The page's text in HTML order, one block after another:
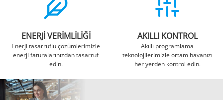
ENERJİ VERİMLİLİĞİ
Enerji tasarruflu çözümlerimizle
enerji faturalarınızdan tasarruf
edin.
AKILLI KONTROL
Akıllı programlama
teknolojilerimizle ortam havanızı
her yerden kontrol edin.